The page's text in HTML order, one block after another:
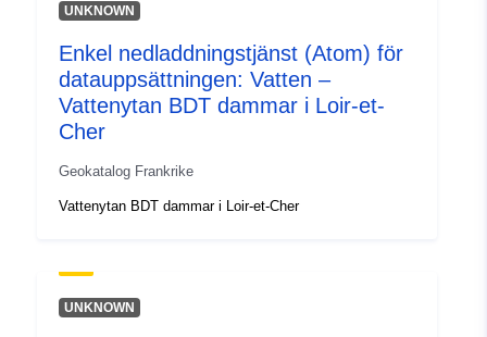
Typ:
Resurs:
http://inspire.ec.europa.eu/
codelist/ResourceType/services
UNKNOWN
Enkel nedladdningstjänst (Atom) för
datauppsättningen: Vatten –
Vattenytan BDT dammar i Loir-et-
Cher
Geokatalog Frankrike
Vattenytan BDT dammar i Loir-et-Cher
UNKNOWN